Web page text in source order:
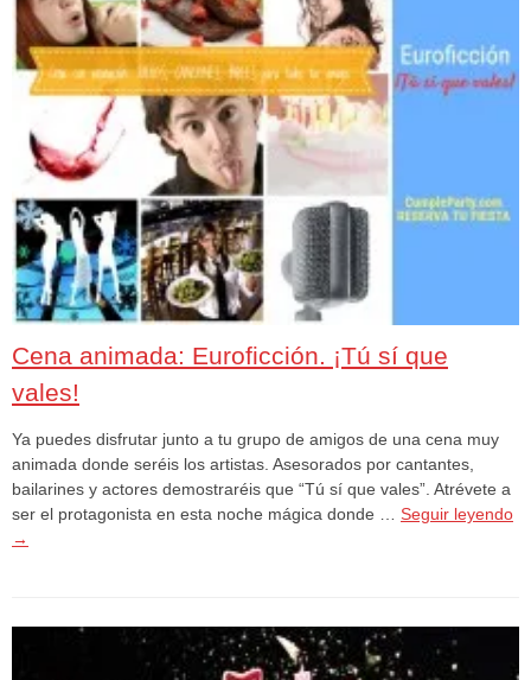
Cena animada: Euroficción. ¡Tú sí que
vales!
Ya puedes disfrutar junto a tu grupo de amigos de una cena muy
animada donde seréis los artistas. Asesorados por cantantes,
bailarines y actores demostraréis que “Tú sí que vales”. Atrévete a
ser el protagonista en esta noche mágica donde … Seguir leyendo
→